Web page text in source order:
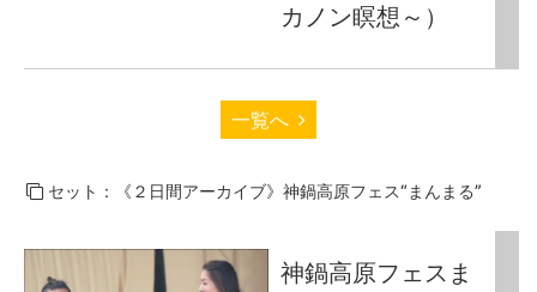
カノン瞑想～）
一覧へ
セット：《２日間アーカイブ》神鍋高原フェス“まんまる”
神鍋高原フェスま